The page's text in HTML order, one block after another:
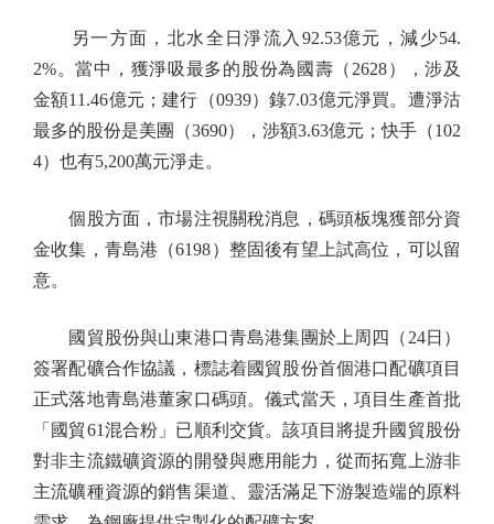
另一方面，北水全日淨流入92.53億元，減少54.
2%。當中，獲淨吸最多的股份為國壽（2628），涉及
金額11.46億元；建行（0939）錄7.03億元淨買。遭淨沽
最多的股份是美團（3690），涉額3.63億元；快手（102
4）也有5,200萬元淨走。
個股方面，市場注視關稅消息，碼頭板塊獲部分資
金收集，青島港（6198）整固後有望上試高位，可以留
意。
國貿股份與山東港口青島港集團於上周四（24日）
簽署配礦合作協議，標誌着國貿股份首個港口配礦項目
正式落地青島港董家口碼頭。儀式當天，項目生產首批
「國貿61混合粉」已順利交貨。該項目將提升國貿股份
對非主流鐵礦資源的開發與應用能力，從而拓寬上游非
主流礦種資源的銷售渠道、靈活滿足下游製造端的原料